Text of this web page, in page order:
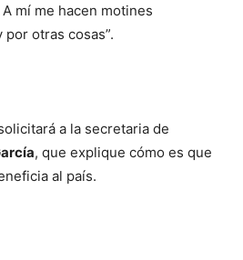
mí me hacen motines
otras cosas”.
a la secretaria de
, que explique cómo es que
al país.